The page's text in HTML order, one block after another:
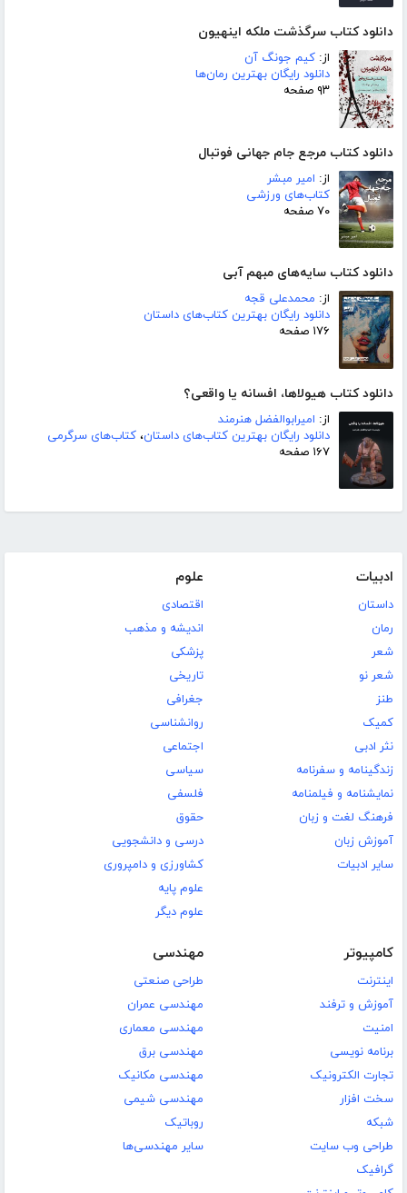
دانلود کتاب سرگذشت ملکه اینهیون
از: کیم جونگ آن
دانلود رایگان بهترین رمان‌ها
۹۳ صفحه
دانلود کتاب مرجع جام جهانی فوتبال
از: امیر مبشر
کتاب‌های ورزشی
۷۰ صفحه
دانلود کتاب سایه‌های مبهم آبی
از: محمدعلی قجه
دانلود رایگان بهترین کتاب‌های داستان
۱۷۶ صفحه
دانلود کتاب هیولاها، افسانه یا واقعی؟
از: امیرابوالفضل هنرمند
دانلود رایگان بهترین کتاب‌های داستان، کتاب‌های سرگرمی
۱۶۷ صفحه
ادبیات
داستان
رمان
شعر
شعر نو
طنز
کمیک
نثر ادبی
زندگینامه و سفرنامه
نمایشنامه و فیلمنامه
فرهنگ لغت و زبان
آموزش زبان
سایر ادبیات
علوم
اقتصادی
اندیشه و مذهب
پزشکی
تاریخی
جغرافی
روانشناسی
اجتماعی
سیاسی
فلسفی
حقوق
درسی و دانشجویی
کشاورزی و دامپروری
علوم پایه
علوم دیگر
کامپیوتر
اینترنت
آموزش و ترفند
امنیت
برنامه نویسی
تجارت الکترونیک
سخت افزار
شبکه
طراحی وب سایت
گرافیک
مهندسی
طراحی صنعتی
مهندسی عمران
مهندسی معماری
مهندسی برق
مهندسی مکانیک
مهندسی شیمی
روباتیک
سایر مهندسی‌ها